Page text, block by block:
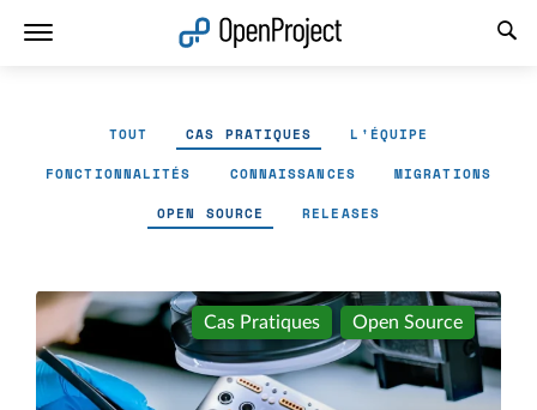
TOUT CAS PRATIQUES L'ÉQUIPE
FONCTIONNALITÉS CONNAISSANCES MIGRATIONS
OPEN SOURCE RELEASES
Cas Pratiques Open Source
Ouvrir le lien dans un nouvel onglet